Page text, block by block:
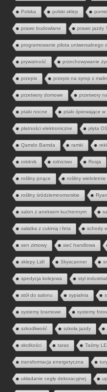
Polska polski sklep
prawo budowlane prawo jazdy
programowanie pilota uniwersalnego
prywatność przechowywanie
przepis przepis na syrop z malin
przetwory domowe przetwory
ptaki nocne ptaki śpiewające w
płatności elektroniczne płyta
Qamdo Bamda ramki
rokitnik rolnictwo Rosja
rośliny pnące rośliny wieloletnie
rośliny śródziemnomorskie
salon z aneksem kuchennym
sałatka z cukinią i feta schody
sen zimowy sieć handlowa
sklepy Lidl Skyscanner
spedycja kolejowa styl
stół do salonu sypialnia
systemy bramowe systemy
szkodliwość szkoła jazdy
słodkości taras Taśmy
transformacja energetyczna
układanie cegły dekoracyjnej